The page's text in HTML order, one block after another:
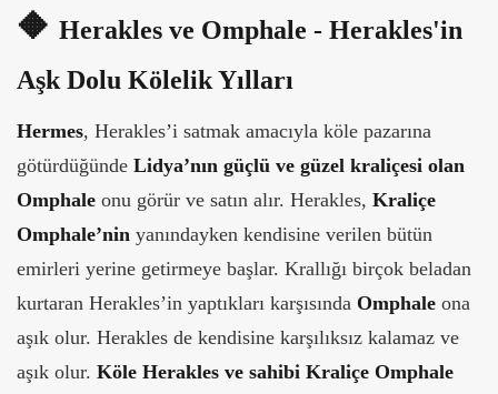
🔶 Herakles ve Omphale - Herakles'in
Aşk Dolu Kölelik Yılları
Hermes, Herakles’i satmak amacıyla köle pazarına
götürdüğünde Lidya’nın güçlü ve güzel kraliçesi olan
Omphale onu görür ve satın alır. Herakles, Kraliçe
Omphale’nin yanındayken kendisine verilen bütün
emirleri yerine getirmeye başlar. Krallığı birçok beladan
kurtaran Herakles’in yaptıkları karşısında Omphale ona
aşık olur. Herakles de kendisine karşılıksız kalamaz ve
aşık olur. Köle Herakles ve sahibi Kraliçe Omphale